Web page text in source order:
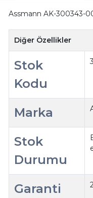
Assmann AK-300343-
Diğer Özellikler
Stok
Kodu
Marka
Stok
Durumu
Garanti